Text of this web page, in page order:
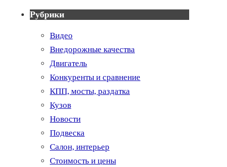
Рубрики
Видео
Внедорожные качества
Двигатель
Конкуренты и сравнение
КПП, мосты, раздатка
Кузов
Новости
Подвеска
Салон, интерьер
Стоимость и цены